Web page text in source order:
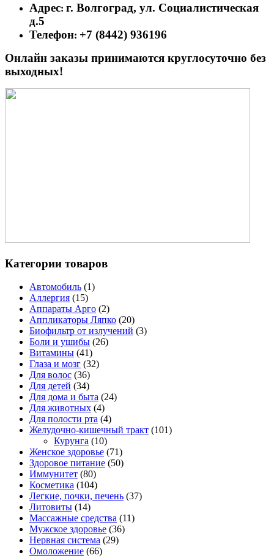
Адрес: г. Волгоград, ул. Социалистическая
д.5
Телефон: +7 (8442) 936196
Онлайн заказы принимаются круглосуточно без
выходных!
Категории товаров
Автомобиль (1)
Аллергия (15)
Аппараты Арго (2)
Аппликаторы Ляпко (20)
Биофильтр от излучений (3)
Боли и ушибы (26)
Витамины (41)
Глаза и мозг (32)
Для волос (36)
Для детей (34)
Для дома и быта (24)
Для животных (4)
Для полости рта (4)
Желудочно-кишечный тракт (101)
Курунга (10)
Женское здоровье (71)
Здоровое питание (50)
Иммунитет (80)
Косметика (104)
Легкие, почки, печень (37)
Литовиты (14)
Массажные средства (11)
Мужское здоровье (36)
Нервная система (29)
Омоложение (66)